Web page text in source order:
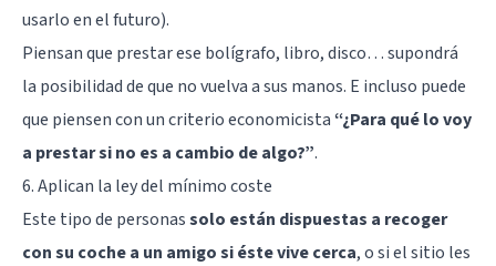
usarlo en el futuro).
Piensan que prestar ese bolígrafo, libro, disco… supondrá
la posibilidad de que no vuelva a sus manos. E incluso puede
que piensen con un criterio economicista “¿Para qué lo voy
a prestar si no es a cambio de algo?”.
6. Aplican la ley del mínimo coste
Este tipo de personassolo están dispuestas a recoger
con su coche a un amigo si éste vive cerca, o si el sitio les